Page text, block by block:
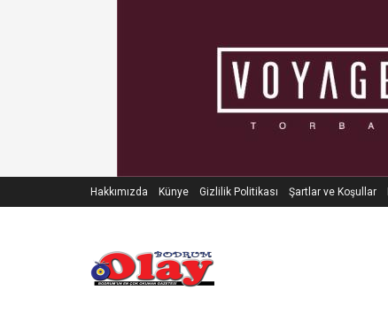
Hakkımızda Künye Gizlilik Politikası Şartlar ve Koşullar